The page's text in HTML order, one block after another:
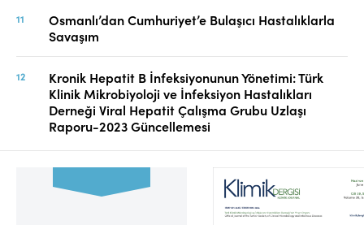
Osmanlı’dan Cumhuriyet’e Bulaşıcı Hastalıklarla
Savaşım
Kronik Hepatit B İnfeksiyonunun Yönetimi: Türk
Klinik Mikrobiyoloji ve İnfeksiyon Hastalıkları
Derneği Viral Hepatit Çalışma Grubu Uzlaşı
Raporu-2023 Güncellemesi